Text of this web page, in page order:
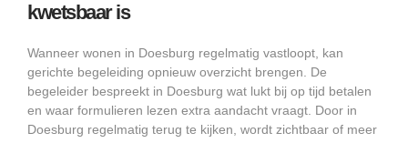
kwetsbaar is
Wanneer wonen in Doesburg regelmatig vastloopt, kan
gerichte begeleiding opnieuw overzicht brengen. De
begeleider bespreekt in Doesburg wat lukt bij op tijd betalen
en waar formulieren lezen extra aandacht vraagt. Door in
Doesburg regelmatig terug te kijken, wordt zichtbaar of meer